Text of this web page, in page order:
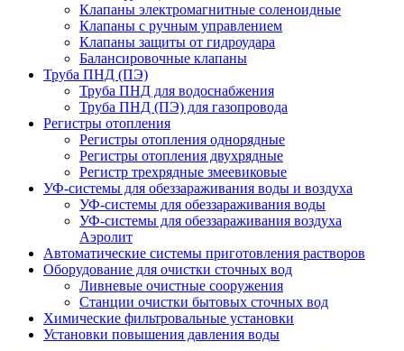
Клапаны электромагнитные соленоидные
Клапаны с ручным управлением
Клапаны защиты от гидроудара
Балансировочные клапаны
Труба ПНД (ПЭ)
Труба ПНД для водоснабжения
Труба ПНД (ПЭ) для газопровода
Регистры отопления
Регистры отопления однорядные
Регистры отопления двухрядные
Регистр трехрядные змеевиковые
УФ-системы для обеззараживания воды и воздуха
УФ-системы для обеззараживания воды
УФ-системы для обеззараживания воздуха
Аэролит
Автоматические системы приготовления растворов
Оборудование для очистки сточных вод
Ливневые очистные сооружения
Станции очистки бытовых сточных вод
Химические фильтровальные установки
Установки повышения давления воды